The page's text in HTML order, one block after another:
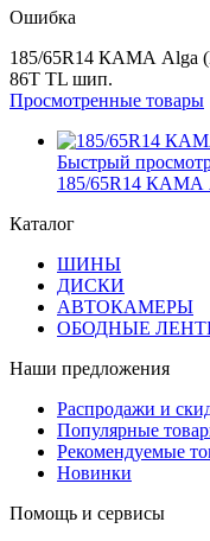
Ошибка
185/65R14 КАМА Alga
86T TL шип.
Просмотренные товары
Быстрый
185/65R14 КАМА
Каталог
ШИНЫ
ДИСКИ
АВТОКАМЕРЫ
ОБОДНЫЕ
Наши предложения
Распродажи и
Популярные
Рекомендуемые
Новинки
Помощь и сервисы